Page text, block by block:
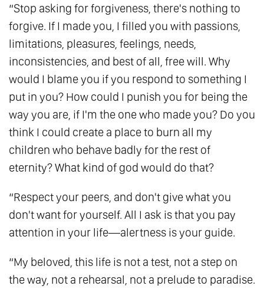
134.Những Người Có Thể Vui Vẻ Với Sự Cô
Đơn Thường Là Những Người Dễ Chịu Nhất
135. Người Đã Lành - Không Có Gì Là Không
Thể Nói
136.Trở Về Trung Đạo - Nơi Vô Và Hữu Gặp
Nhau
137.Là Chính Mình - Hành Trình Trở Về Tự
Tính
138.Giàu Có Là Khi Tâm Biết Đủ
Đến Cho Đi
140.
Ánh Sáng Của Tình Yêu Thương
Bạn Không Là Gì Cả Thì Bạn Là Tất Cả
142.Nỗi Sợ - Ảo Ảnh Của Tâm
143.Người Có Tình Yêu Đại Đồng Sẽ Không
“Stop asking for forgiveness, there's nothing to
forgive. If I made you, I filled you with passions,
limitations, pleasures, feelings, needs,
inconsistencies, and best of all, free will. Why
would I blame you if you respond to something I
put in you? How could I punish you for being the
way you are, if I'm the one who made you? Do you
think I could create a place to burn all my
children who behave badly for the rest of
eternity? What kind of god would do that?
“Respect your peers, and don't give what you
don't want for yourself. All I ask is that you pay
attention in your life—alertness is your guide.
“My beloved, this life is not a test, not a step on
the way, not a rehearsal, not a prelude to paradise.